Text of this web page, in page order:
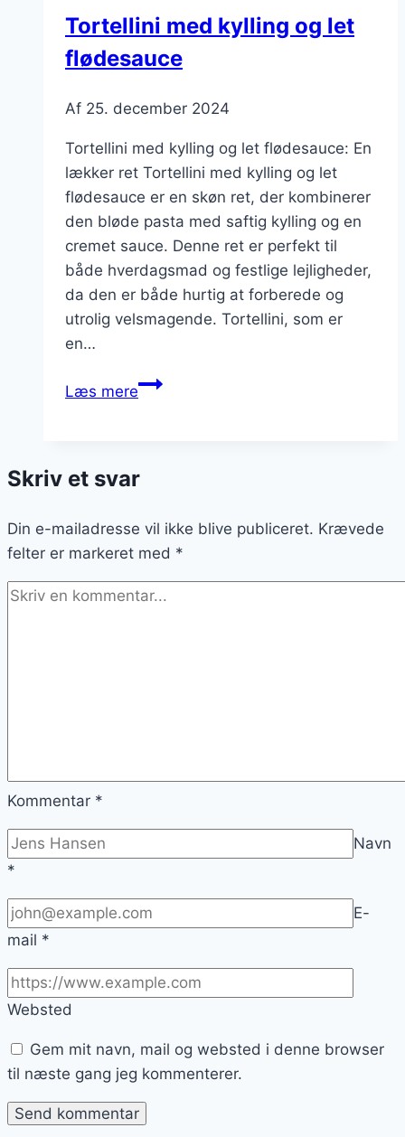
Tortellini med kylling og let
flødesauce
Af 25. december 2024
Tortellini med kylling og let flødesauce: En
lækker ret Tortellini med kylling og let
flødesauce er en skøn ret, der kombinerer
den bløde pasta med saftig kylling og en
cremet sauce. Denne ret er perfekt til
både hverdagsmad og festlige lejligheder,
da den er både hurtig at forberede og
utrolig velsmagende. Tortellini, som er
en…
Læs mereTortellini
let
Skriv et svar
Din e-mailadresse vil ikke blive publiceret. Krævede
felter er markeret med *
Kommentar *
Navn
*
E-
mail *
Websted
Gem mit navn, mail og websted i denne browser
til næste gang jeg kommenterer.